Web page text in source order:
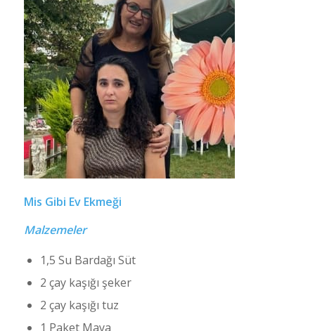
Mis Gibi Ev Ekmeği
Malzemeler
1,5 Su Bardağı Süt
2 çay kaşığı şeker
2 çay kaşığı tuz
1 Paket Maya